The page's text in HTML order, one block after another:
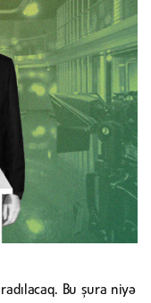
Bu şura niyə